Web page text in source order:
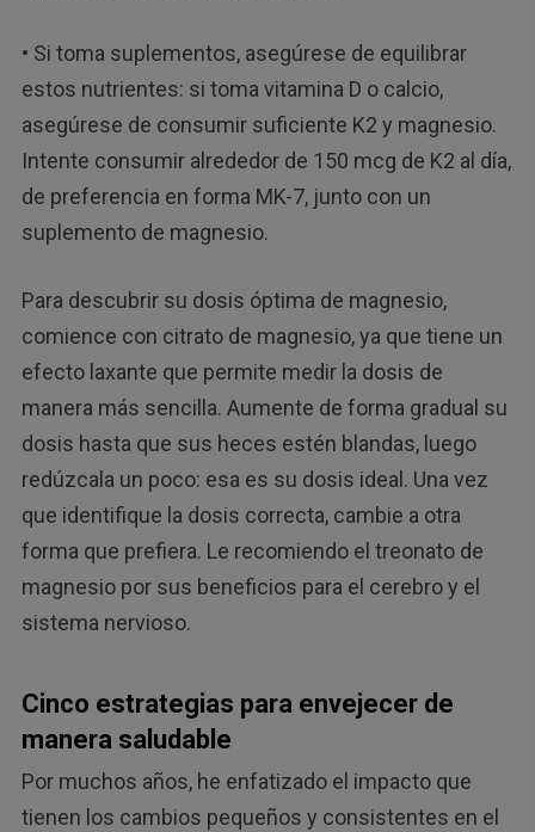
• Si toma suplementos, asegúrese de equilibrar
estos nutrientes: si toma vitamina D o calcio,
asegúrese de consumir suficiente K2 y magnesio.
Intente consumir alrededor de 150 mcg de K2 al día,
de preferencia en forma MK-7, junto con un
suplemento de magnesio.
Para descubrir su dosis óptima de magnesio,
comience con citrato de magnesio, ya que tiene un
efecto laxante que permite medir la dosis de
manera más sencilla. Aumente de forma gradual su
dosis hasta que sus heces estén blandas, luego
redúzcala un poco: esa es su dosis ideal. Una vez
que identifique la dosis correcta, cambie a otra
forma que prefiera. Le recomiendo el treonato de
magnesio por sus beneficios para el cerebro y el
sistema nervioso.
Cinco estrategias para envejecer de
manera saludable
Por muchos años, he enfatizado el impacto que
tienen los cambios pequeños y consistentes en el